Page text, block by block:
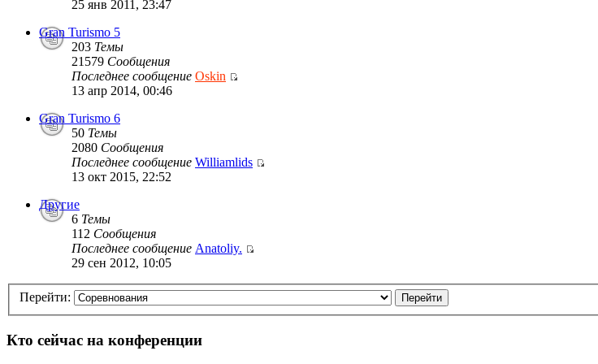
25 янв 2011, 23:47
Gran Turismo 5
203 Темы
21579 Сообщения
Последнее сообщение Oskin
13 апр 2014, 00:46
Gran Turismo 6
50 Темы
2080 Сообщения
Последнее сообщение Williamlids
13 окт 2015, 22:52
Другие
6 Темы
112 Сообщения
Последнее сообщение Anatoliy.
29 сен 2012, 10:05
Перейти:
Кто сейчас на конференции